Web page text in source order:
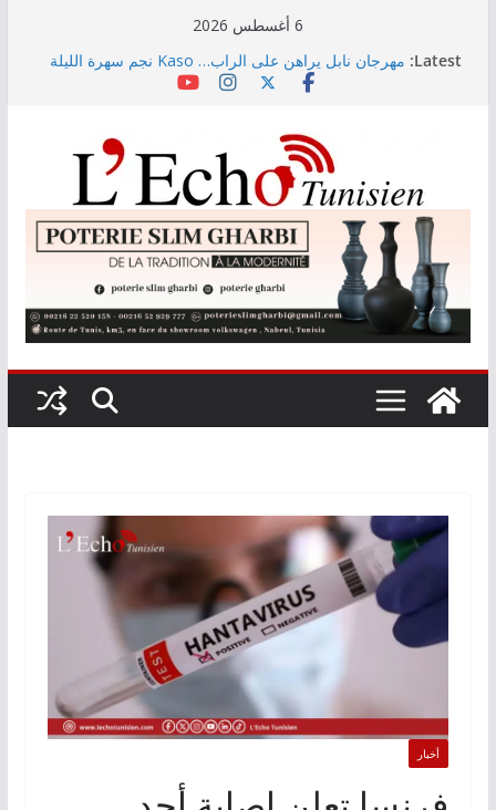
6 أغسطس 2026
Latest: مهرجان نابل يراهن على الراب… Kaso نجم سهرة الليلة
المعهد الوطني للإحصاء: تراجع نسبة التضخم خلال شهر
جدل حول دور عمادة المهندسين في تقييم الجامعات
الخاصة… والطالب يبقى المتضرر الأكبر (فيديو)
حجز 1926 قطعة من المواد المدرسية خلال السداسي
الأول لسنة 2026
أخبار